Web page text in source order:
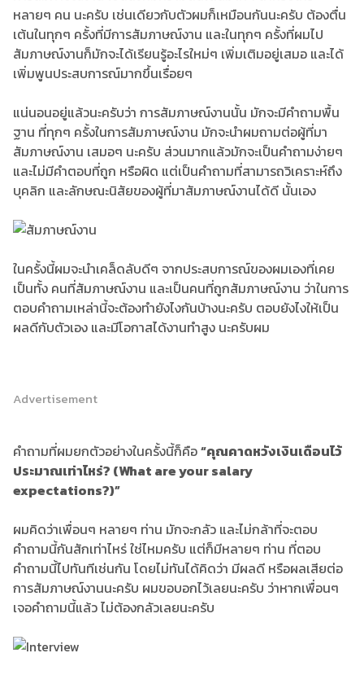
หลายๆ คน นะครับ เช่นเดียวกับตัวผมก็เหมือนกันนะครับ ต้องตื่น
เต้นในทุกๆ ครั้งที่มีการสัมภาษณ์งาน และในทุกๆ ครั้งที่ผมไป
สัมภาษณ์งานก็มักจะได้เรียนรู้อะไรใหม่ๆ เพิ่มเติมอยู่เสมอ และได้
เพิ่มพูนประสบการณ์มากขึ้นเรื่อยๆ
แน่นอนอยู่แล้วนะครับว่า การสัมภาษณ์งานนั้น มักจะมีคำถามพื้น
ฐาน ที่ทุกๆ ครั้งในการสัมภาษณ์งาน มักจะนำผมถามต่อผู้ที่มา
สัมภาษณ์งาน เสมอๆ นะครับ ส่วนมากแล้วมักจะเป็นคำถามง่ายๆ
และไม่มีคำตอบที่ถูก หรือผิด แต่เป็นคำถามที่สามารถวิเคราะห์ถึง
บุคลิก และลักษณะนิสัยของผู้ที่มาสัมภาษณ์งานได้ดี นั้นเอง
ในครั้งนี้ผมจะนำเคล็ดลับดีๆ จากประสบการณ์ของผมเองที่เคย
เป็นทั้ง คนที่สัมภาษณ์งาน และเป็นคนที่ถูกสัมภาษณ์งาน ว่าในการ
ตอบคำถามเหล่านี้จะต้องทำยังไงกันบ้างนะครับ ตอบยังไงให้เป็น
ผลดีกับตัวเอง และมีโอกาสได้งานทำสูง นะครับผม
Advertisement
คำถามที่ผมยกตัวอย่างในครั้งนี้ก็คือ“คุณคาดหวังเงินเดือนไว้
ประมาณเท่าไหร่? (What are your salary
expectations?)”
ผมคิดว่าเพื่อนๆ หลายๆ ท่าน มักจะกลัว และไม่กล้าที่จะตอบ
คำถามนี้กันสักเท่าไหร่ ใช่ไหมครับ แต่ก็มีหลายๆ ท่าน ที่ตอบ
คำถามนี้ไปทันทีเช่นกัน โดยไม่ทันได้คิดว่า มีผลดี หรือผลเสียต่อ
การสัมภาษณ์งานนะครับ ผมขอบอกไว้เลยนะครับ ว่าหากเพื่อนๆ
เจอคำถามนี้แล้ว ไม่ต้องกลัวเลยนะครับ